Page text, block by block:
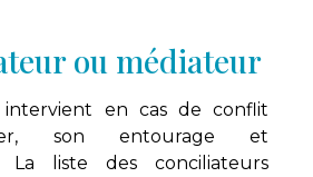
ou médiateur
intervient en cas de conflit
son entourage et
La liste des conciliateurs